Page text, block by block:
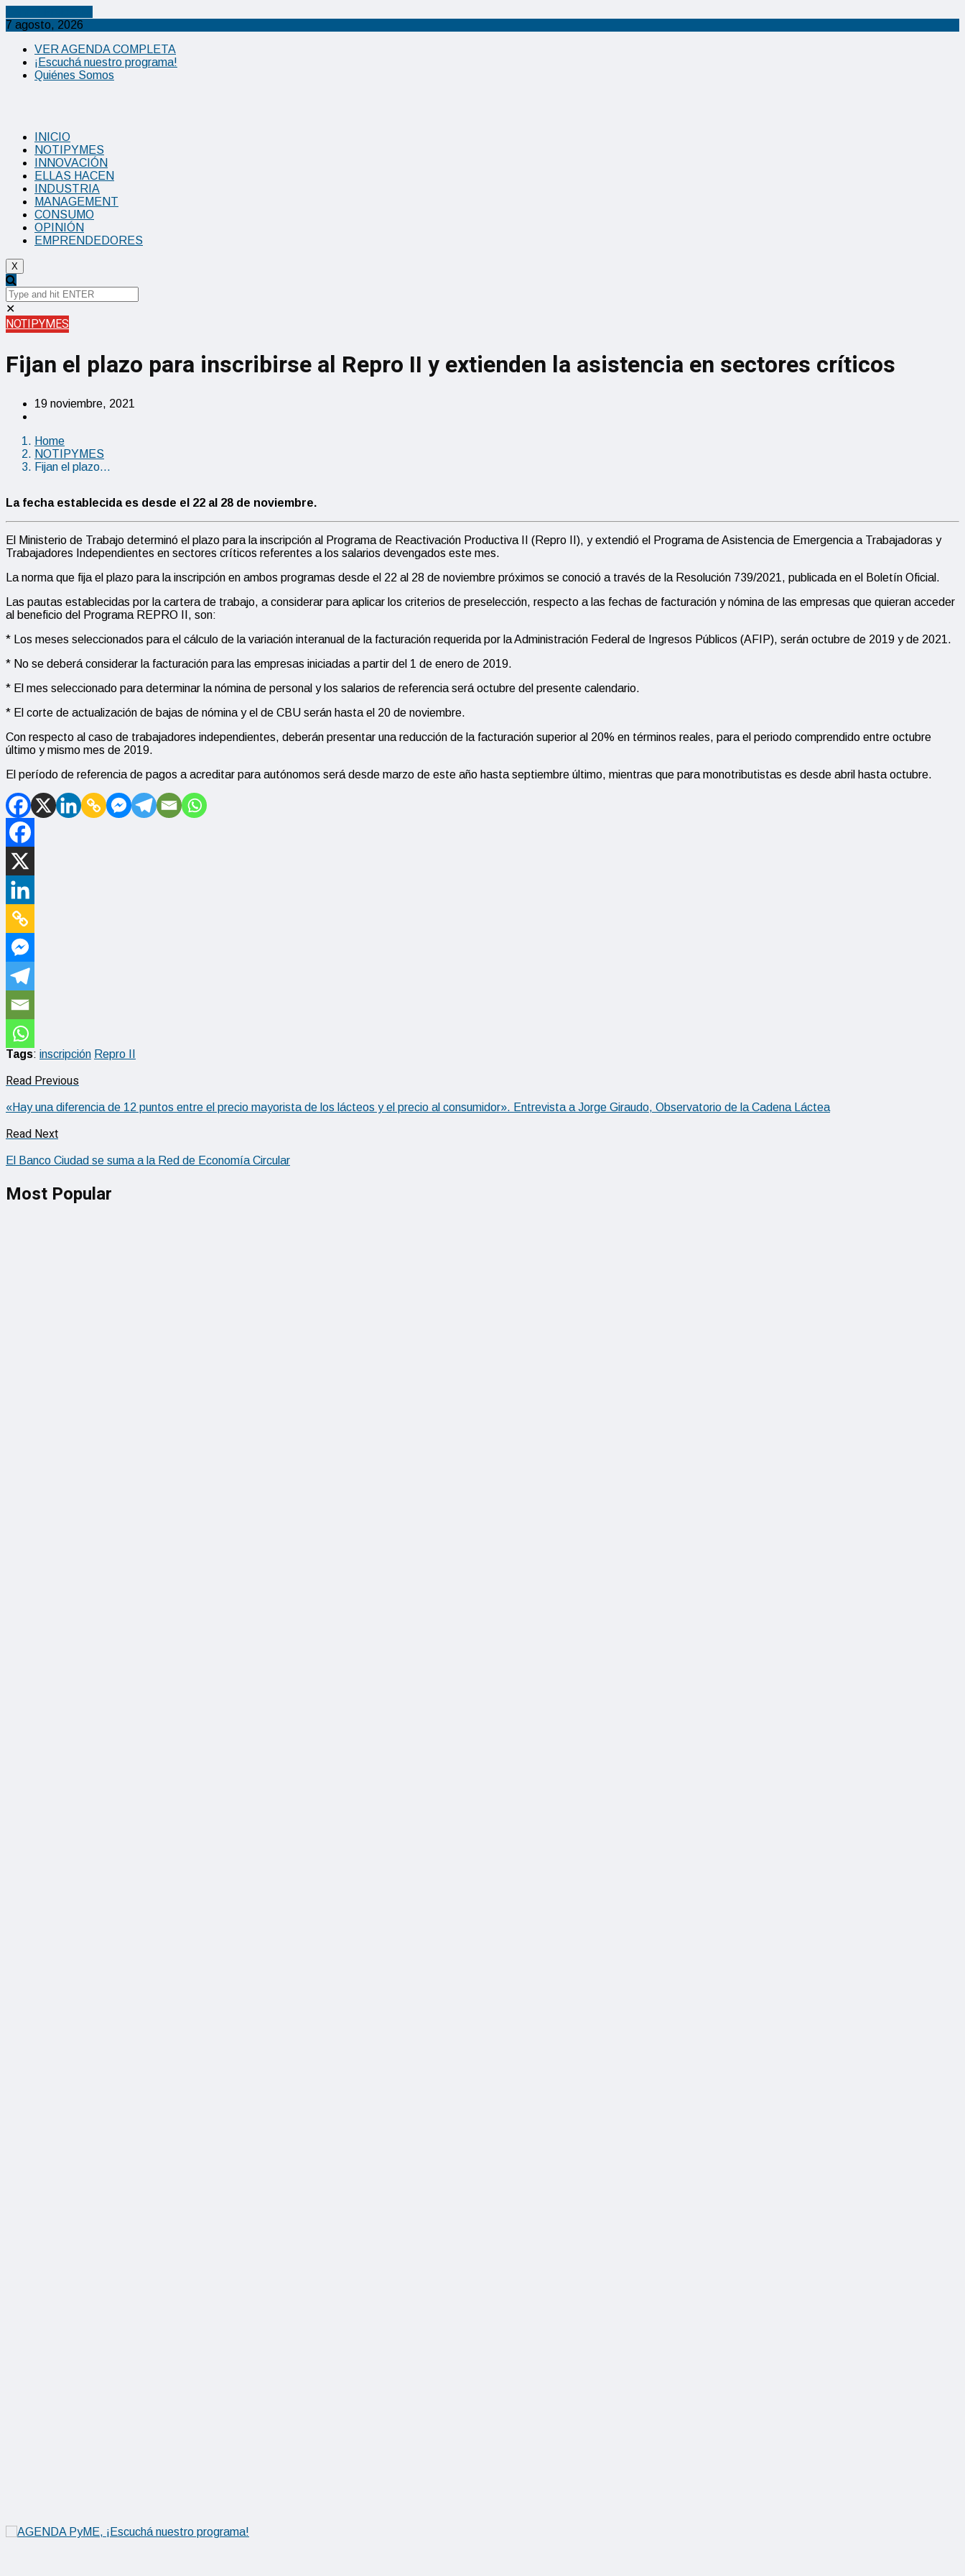
7 agosto, 2026
VER AGENDA COMPLETA
¡Escuchá nuestro programa!
Quiénes Somos
INICIO
NOTIPYMES
INNOVACIÓN
ELLAS HACEN
INDUSTRIA
MANAGEMENT
CONSUMO
OPINIÓN
EMPRENDEDORES
X
✕
NOTIPYMES
Fijan el plazo para inscribirse al Repro II y extienden la asistencia en sectores críticos
19 noviembre, 2021
Home
NOTIPYMES
Fijan el plazo…
La fecha establecida es desde el 22 al 28 de noviembre.
El Ministerio de Trabajo determinó el plazo para la inscripción al Programa de Reactivación Productiva II (Repro II), y extendió el Programa de Asistencia de Emergencia a Trabajadoras y
Trabajadores Independientes en sectores críticos referentes a los salarios devengados este mes.
La norma que fija el plazo para la inscripción en ambos programas desde el 22 al 28 de noviembre próximos se conoció a través de la Resolución 739/2021, publicada en el Boletín Oficial.
Las pautas establecidas por la cartera de trabajo, a considerar para aplicar los criterios de preselección, respecto a las fechas de facturación y nómina de las empresas que quieran acceder
al beneficio del Programa REPRO II, son:
* Los meses seleccionados para el cálculo de la variación interanual de la facturación requerida por la Administración Federal de Ingresos Públicos (AFIP), serán octubre de 2019 y de 2021.
* No se deberá considerar la facturación para las empresas iniciadas a partir del 1 de enero de 2019.
* El mes seleccionado para determinar la nómina de personal y los salarios de referencia será octubre del presente calendario.
* El corte de actualización de bajas de nómina y el de CBU serán hasta el 20 de noviembre.
Con respecto al caso de trabajadores independientes, deberán presentar una reducción de la facturación superior al 20% en términos reales, para el periodo comprendido entre octubre
último y mismo mes de 2019.
El período de referencia de pagos a acreditar para autónomos será desde marzo de este año hasta septiembre último, mientras que para monotributistas es desde abril hasta octubre.
Tags: inscripción Repro II
Read Previous
«Hay una diferencia de 12 puntos entre el precio mayorista de los lácteos y el precio al consumidor». Entrevista a Jorge Giraudo, Observatorio de la Cadena Láctea
Read Next
El Banco Ciudad se suma a la Red de Economía Circular
Most Popular